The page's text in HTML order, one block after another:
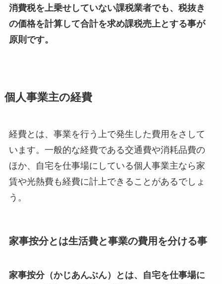
消費税を上乗せしていない課税業者でも、税抜き
の価格を計算して合計を求め課税売上とする事が
原則です。
個人事業主の経費
経費とは、事業を行う上で発生した費用をさして
います。一般的な経費である交通費や消耗品費の
ほか、自宅を仕事場にしている個人事業主なら家
賃や光熱費も経費に計上できることがあるでしょ
う。
家事按分とは生活費と事業の費用を分ける事
家事按分（かじあんぶん）とは、自宅を仕事場に